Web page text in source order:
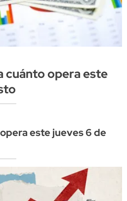
cuánto opera este
este jueves 6 de